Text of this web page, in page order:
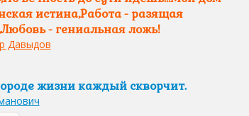
истина,Работа - разящая
- гениальная ложь!
Давыдов
жизни каждый скворчит.